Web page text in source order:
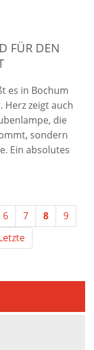
FÜR DEN
es in Bochum
zeigt auch
die
sondern
Ein absolutes
6 7 8
9